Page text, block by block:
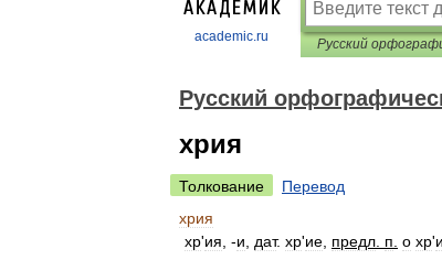
academic.ru
Русский
хрия
Толкование
Перевод
хрия
хр'ия , -и дат. хр'ие предл п о хр'